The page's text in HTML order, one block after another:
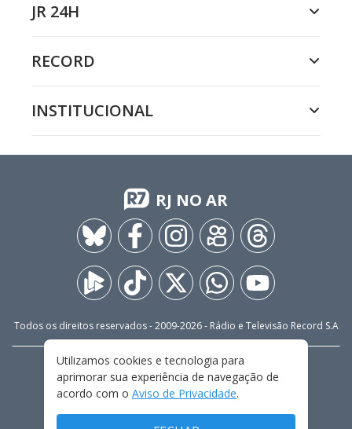
JR 24H
RECORD
INSTITUCIONAL
RJ NO AR
Todos os direitos reservados - 2009-2026- Rádio e Televisão Record S.A
FALE CONOSCO
PRIVACIDADE
TERMOS E CONDIÇÕES DE USO
Utilizamos cookies e tecnologia para
aprimorar sua experiência de navegação de
acordo com o Aviso de Privacidade.